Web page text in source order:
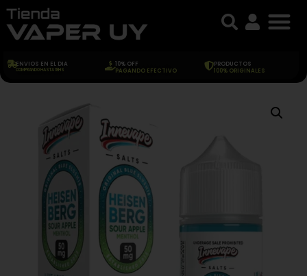
ENVIOS EN EL DIA
COMPRANDO HASTA 18HS
10% OFF
PAGANDO EFECTIVO
PRODUCTOS
100% ORIGINALES